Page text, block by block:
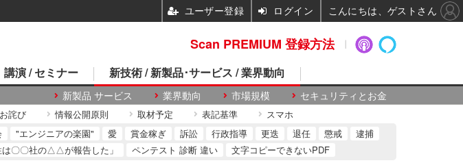
講演 / セミナー 新技術 / 新製品･サービス / 業界動向
新製品 サービス 業界動向 市場規模 セキュリティとお金
詫び 情報公開原則 取材予定 表記基準 スマホ
"エンジニアの楽園" 愛 賞金稼ぎ 訴訟 行政指導 更迭 退任 懲戒
逮捕
は〇〇社の△△が報告した」
ペンテスト 診断 違い 文字コピーできないPDF
Scan PREMIUM 登録方法
ユーザー登録 ログイン こんにちは、ゲストさん